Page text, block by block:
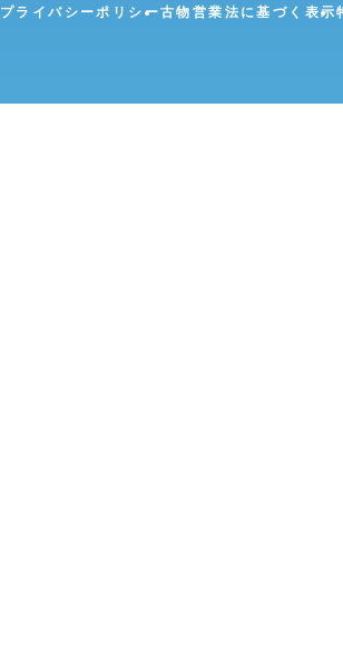
プライバシーポリシー古物営業法に基づく表示